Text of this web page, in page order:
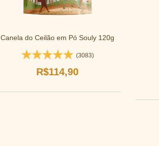
Canela do Ceilão em Pó Souly 120g
(3083)
R$114,90